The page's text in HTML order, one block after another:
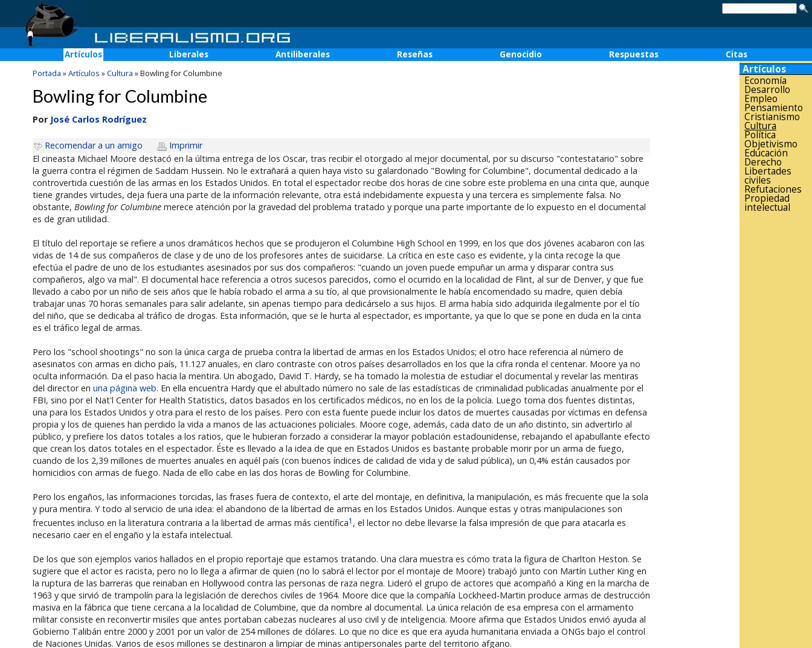
Artículos Liberales Antiliberales Reseñas Genocidio Respuestas
Citas
Portada »Artículos »Cultura »Bowling for Columbine
Bowling for Columbine
Por José Carlos Rodríguez
Recomendar a un amigo
Imprimir
El cineasta Michael Moore destacó en la última entrega de los Oscar, tras recibir el otorgado al mejor documental, por su discurso "contestatario" sobre
la guerra contra el régimen de Saddam Hussein. No le extrañará a quien haya visto su galardonado "Bowling for Columbine", documental dedicado a la
controvertida cuestión de las armas en los Estados Unidos. En total el espectador recibe dos horas de cine sobre este problema en una cinta que, aunque
tiene grandes virtudes, deja fuera una parte de la información relevante, otra está indebidamente expuesta y una tercera es simplemente falsa. No
obstante, Bowling for Columbinemerece atención por la gravedad del problema tratado y porque una parte importante de lo expuesto en el documental
es de gran utilidad.
El título del reportaje se refiere a unos dramáticos hechos que se produjeron el Columbine High School en 1999, en los que dos jóvenes acabaron con las
vidas de 14 de sus compañeros de clase y de uno de los profesores antes de suicidarse. La crítica en este caso es evidente, y la cinta recoge la que
efectúa el padre de uno de los estudiantes asesinados por sus dos compañeros: "cuando un joven puede empuñar un arma y disparar contra sus
compañeros, algo va mal". El documental hace referencia a otros sucesos parecidos, como el ocurrido en la localidad de Flint, al sur de Denver, y que fue
llevado a cabo por un niño de seis años que le había robado el arma a su tío, al que provisionalmente le había encomendado su madre, quien debía
trabajar unas 70 horas semanales para salir adelante, sin apenas tiempo para dedicárselo a sus hijos. El arma había sido adquirida ilegalmente por el tío
del niño, que se dedicaba al tráfico de drogas. Esta información, que se le hurta al espectador, es importante, ya que lo que se pone en duda en la cinta
es el tráfico legal de armas.
Pero los "school shootings" no son la única carga de prueba contra la libertad de armas en los Estados Unidos; el otro hace referencia al número de
asesinatos con armas en dicho país, 11.127 anuales, en claro contraste con otros países desarrollados en los que la cifra ronda el centenar. Moore ya no
oculta información. Da el paso hacia la mentira. Un abogado, David T. Hardy, se ha tomado la molestia de estudiar el documental y revelar las mentiras
del director en una página web. En ella encuentra Hardy que el abultado número no sale de las estadísticas de criminalidad publicadas anualmente por el
FBI, sino por el Nat'l Center for Health Statistics, datos basados en los certificados médicos, no en los de la policía. Luego toma dos fuentes distintas,
una para los Estados Unidos y otra para el resto de los países. Pero con esta fuente puede incluir los datos de muertes causadas por víctimas en defensa
propia y los de quienes han perdido la vida a manos de las actuaciones policiales. Moore coge, además, cada dato de un año distinto, sin advertirlo al
público, y prefiere los datos totales a los ratios, que le hubieran forzado a considerar la mayor población estadounidense, rebajando el apabullante efecto
que crean los datos totales en el espectador. Éste es llevado a la idea de que en Estados Unidos es bastante probable morir por un arma de fuego,
cuando de los 2,39 millones de muertes anuales en aquél país (con buenos índices de calidad de vida y de salud pública), un 0,4% están causados por
homicidios con armas de fuego. Nada de ello cabe en las dos horas de Bowling for Columbine.
Pero los engaños, las informaciones torcidas, las frases fuera de contexto, el arte del montaje, en definitiva, la manipulación, es más frecuente que la sola
y pura mentira. Y todo al servicio de una idea: el abandono de la libertad de armas en los Estados Unidos. Aunque estas y otras manipulaciones son
frecuentes incluso en la literatura contraria a la libertad de armas más científica1 , el lector no debe llevarse la falsa impresión de que para atacarla es
necesario caer en el engaño y la estafa intelectual.
De los que son ejemplos varios hallados en el propio reportaje que estamos tratando. Una clara muestra es cómo trata la figura de Charlton Heston. Se
sugiere que el actor es racista, pero no lo llega a afirmar de quien (no lo sabrá el lector por el montaje de Moore) trabajó junto con Martín Luther King en
la ruptura de las barreras que reinaban en Hollywood contra las personas de raza negra. Lideró el grupo de actores que acompañó a King en la marcha de
1963 y que sirvió de trampolín para la legislación de derechos civiles de 1964. Moore dice que la compañía Lockheed-Martin produce armas de destrucción
masiva en la fábrica que tiene cercana a la localidad de Columbine, que da nombre al documental. La única relación de esa empresa con el armamento
militar consiste en reconvertir misiles que antes portaban cabezas nucleares al uso civil y de inteligencia. Moore afirma que Estados Unidos envió ayuda al
Gobierno Talibán entre 2000 y 2001 por un valor de 254 millones de dólares. Lo que no dice es que era ayuda humanitaria enviada a ONGs bajo el control
de Naciones Unidas. Varios de esos millones se destinaron a limpiar de minas antipersonales parte del territorio afgano.
Artículos
Economía
Desarrollo
Empleo
Pensamiento
Cristianismo
Cultura
Política
Objetivismo
Educación
Derecho
Libertades
civiles
Refutaciones
Propiedad
intelectual